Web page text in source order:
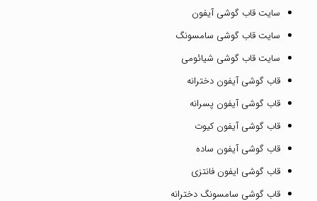
سایت قاب گوشی آیفون
سایت قاب گوشی سامسونگ
سایت قاب گوشی شیائومی
قاب گوشی آیفون دخترانه
قاب گوشی آیفون پسرانه
قاب گوشی آیفون کیوت
قاب گوشی آیفون ساده
قاب گوشی ایفون فانتزی
قاب گوشی سامسونگ دخترانه